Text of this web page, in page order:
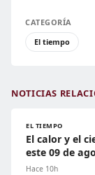
CATEGORÍA
El tiempo
NOTICIAS
EL TIEMPO
El calor y el
este 09 de
Hace 10h